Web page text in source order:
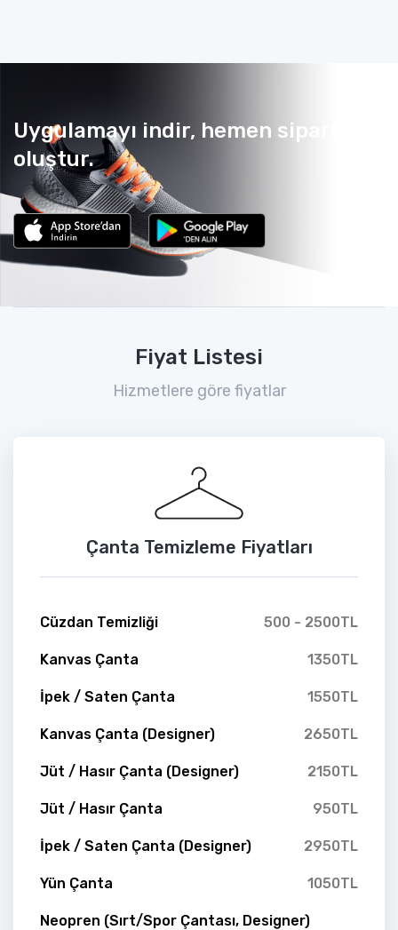
Uygulamayı indir, hemen sipariş
oluştur.
Fiyat Listesi
Hizmetlere göre fiyatlar
Çanta Temizleme Fiyatları
Cüzdan Temizliği 500 - 2500TL
Kanvas Çanta 1350TL
İpek / Saten Çanta 1550TL
Kanvas Çanta (Designer) 2650TL
Jüt / Hasır Çanta (Designer) 2150TL
Jüt / Hasır Çanta 950TL
İpek / Saten Çanta (Designer) 2950TL
Yün Çanta 1050TL
Neopren (Sırt/Spor Çantası, Designer)